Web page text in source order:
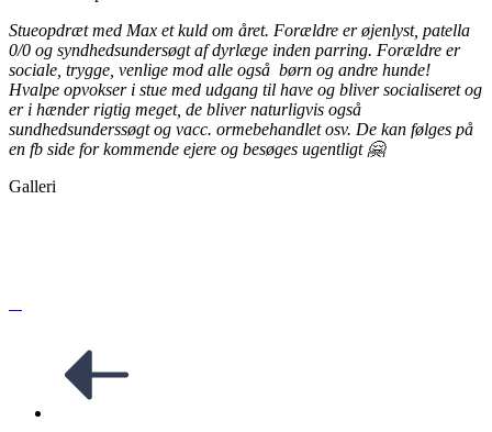
Stueopdræt med Max et kuld om året. Forældre er øjenlyst, patella
0/0 og syndhedsundersøgt af dyrlæge inden parring. Forældre er
sociale, trygge, venlige mod alle også børn og andre hunde!
Hvalpe opvokser i stue med udgang til have og bliver socialiseret og
er i hænder rigtig meget, de bliver naturligvis også
sundhedsunderssøgt og vacc. ormebehandlet osv. De kan følges på
en fb side for kommende ejere og besøges ugentligt 🤗
Galleri